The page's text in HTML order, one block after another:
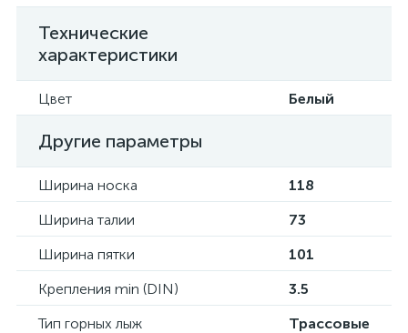
Технические
характеристики
Цвет Белый
Другие параметры
Ширина носка
118
Ширина талии
73
Ширина пятки
101
Крепления min (DIN)
3.5
Тип горных лыж
Трассовые